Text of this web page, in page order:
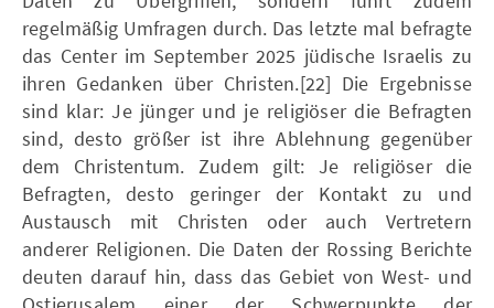
regelmäßig Umfragen durch. Das letzte mal befragte
das Center im September 2025 jüdische Israelis zu
ihren Gedanken über Christen.[22] Die Ergebnisse
sind klar: Je jünger und je religiöser die Befragten
sind, desto größer ist ihre Ablehnung gegenüber
dem Christentum. Zudem gilt: Je religiöser die
Befragten, desto geringer der Kontakt zu und
Austausch mit Christen oder auch Vertretern
anderer Religionen. Die Daten der Rossing Berichte
deuten darauf hin, dass das Gebiet von West- und